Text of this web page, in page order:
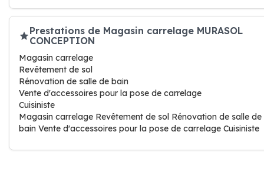
Prestations de Magasin carrelage MURASOL
CONCEPTION
Magasin carrelage
Revêtement de sol
Rénovation de salle de bain
Vente d'accessoires pour la pose de carrelage
Cuisiniste
Magasin carrelage Revêtement de sol Rénovation de salle de
bain Vente d'accessoires pour la pose de carrelage Cuisiniste